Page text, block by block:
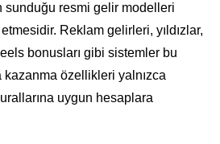
sunduğu resmi gelir modelleri
Reklam gelirleri, yıldızlar,
bonusları gibi sistemler bu
kazanma özellikleri yalnızca
uygun hesaplara